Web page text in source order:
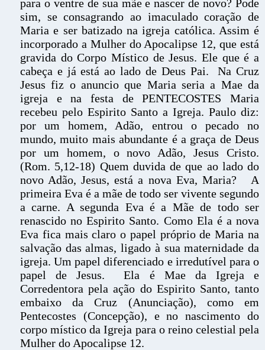
para o ventre de sua mãe e nascer de novo? Pode
sim, se consagrando ao imaculado coração de
Maria e ser batizado na igreja católica. Assim é
incorporado a Mulher do Apocalipse 12, que está
gravida do Corpo Místico de Jesus. Ele que é a
cabeça e já está ao lado de Deus Pai. Na Cruz
Jesus fiz o anuncio que Maria seria a Mae da
igreja e na festa de PENTECOSTES Maria
recebeu pelo Espirito Santo a Igreja. Paulo diz:
por um homem, Adão, entrou o pecado no
mundo, muito mais abundante é a graça de Deus
por um homem, o novo Adão, Jesus Cristo.
(Rom. 5,12-18) Quem duvida de que ao lado do
novo Adão, Jesus, está a nova Eva, Maria? A
primeira Eva é a mãe de todo ser vivente segundo
a carne. A segunda Eva é a Mãe de todo ser
renascido no Espirito Santo. Como Ela é a nova
Eva fica mais claro o papel próprio de Maria na
salvação das almas, ligado à sua maternidade da
igreja. Um papel diferenciado e irredutível para o
papel de Jesus. Ela é Mae da Igreja e
Corredentora pela ação do Espirito Santo, tanto
embaixo da Cruz (Anunciação), como em
Pentecostes (Concepção), e no nascimento do
corpo místico da Igreja para o reino celestial pela
Mulher do Apocalipse 12.